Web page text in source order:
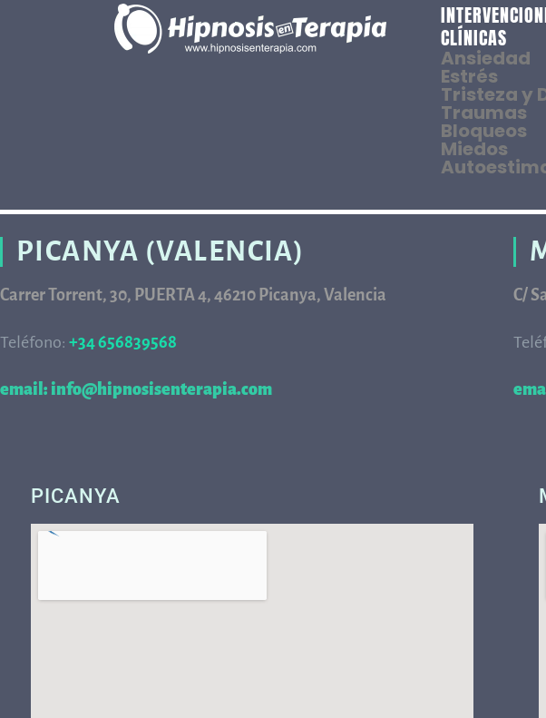
CLÍNICAS
Ansiedad
Estrés
Tristeza y
Traumas
Bloqueos
Miedos
PICANYA (VALENCIA)
Carrer Torrent, 30, PUERTA 4, 46210 Picanya, Valencia
Teléfono: +34 656839568
email: info@hipnosisenterapia.com
C/
PICANYA